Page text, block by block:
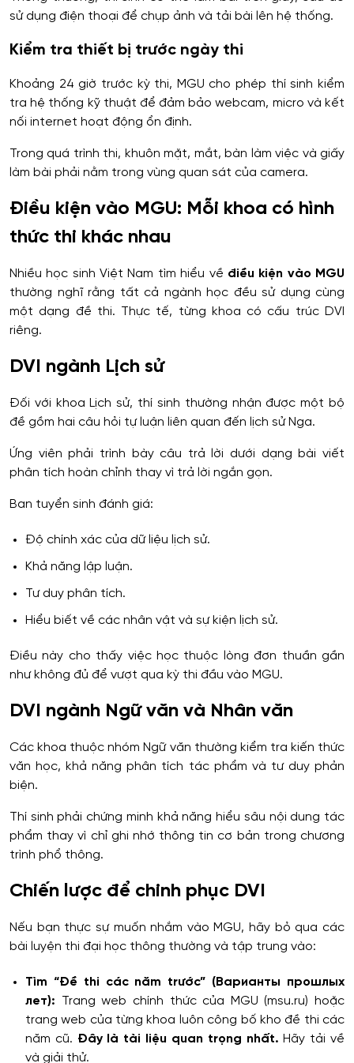
sử dụng điện thoại để chụp ảnh và tải bài lên hệ thống.
Kiểm tra thiết bị trước ngày thi
Khoảng 24 giờ trước kỳ thi, MGU cho phép thí sinh kiểm
tra hệ thống kỹ thuật để đảm bảo webcam, micro và kết
nối internet hoạt động ổn định.
Trong quá trình thi, khuôn mặt, mắt, bàn làm việc và giấy
làm bài phải nằm trong vùng quan sát của camera.
Điều kiện vào MGU: Mỗi khoa có hình
thức thi khác nhau
Nhiều học sinh Việt Nam tìm hiểu về điều kiện vào MGU
thường nghĩ rằng tất cả ngành học đều sử dụng cùng
một dạng đề thi. Thực tế, từng khoa có cấu trúc DVI
riêng.
DVI ngành Lịch sử
Đối với khoa Lịch sử, thí sinh thường nhận được một bộ
đề gồm hai câu hỏi tự luận liên quan đến lịch sử Nga.
Ứng viên phải trình bày câu trả lời dưới dạng bài viết
phân tích hoàn chỉnh thay vì trả lời ngắn gọn.
Ban tuyển sinh đánh giá:
Độ chính xác của dữ liệu lịch sử.
Khả năng lập luận.
Tư duy phân tích.
Hiểu biết về các nhân vật và sự kiện lịch sử.
Điều này cho thấy việc học thuộc lòng đơn thuần gần
như không đủ để vượt qua kỳ thi đầu vào MGU.
DVI ngành Ngữ văn và Nhân văn
Các khoa thuộc nhóm Ngữ văn thường kiểm tra kiến thức
văn học, khả năng phân tích tác phẩm và tư duy phản
biện.
Thí sinh phải chứng minh khả năng hiểu sâu nội dung tác
phẩm thay vì chỉ ghi nhớ thông tin cơ bản trong chương
trình phổ thông.
Chiến lược để chinh phục DVI
Nếu bạn thực sự muốn nhắm vào MGU, hãy bỏ qua các
bài luyện thi đại học thông thường và tập trung vào:
Tìm “Đề thi các năm trước” (Варианты прошлых
лет): Trang web chính thức của MGU (msu.ru) hoặc
trang web của từng khoa luôn công bố kho đề thi các
năm cũ. Đây là tài liệu quan trọng nhất. Hãy tải về
và giải thử.